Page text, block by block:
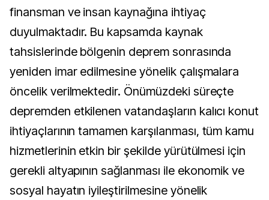
finansman ve insan kaynağına ihtiyaç
duyulmaktadır. Bu kapsamda kaynak
tahsislerinde bölgenin deprem sonrasında
yeniden imar edilmesine yönelik çalışmalara
öncelik verilmektedir. Önümüzdeki süreçte
depremden etkilenen vatandaşların kalıcı konut
ihtiyaçlarının tamamen karşılanması, tüm kamu
hizmetlerinin etkin bir şekilde yürütülmesi için
gerekli altyapının sağlanması ile ekonomik ve
sosyal hayatın iyileştirilmesine yönelik